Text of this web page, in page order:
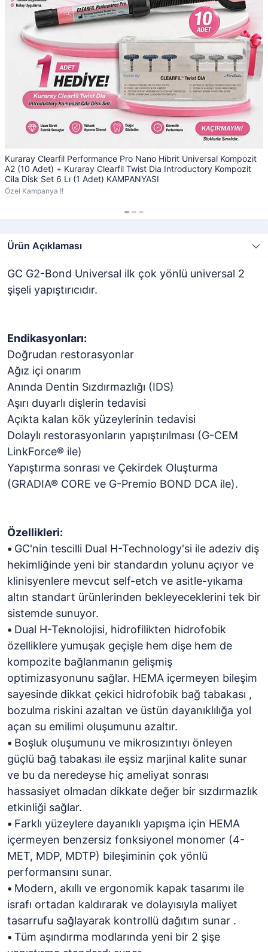
Kuraray Clearfil Performance Pro Nano Hibrit Universal Kompozit
A2 (10 Adet) + Kuraray Clearfil Twist Dia Introductory Kompozit
Cila Disk Set 6 Lı (1 Adet) KAMPANYASI
Özel Kampanya !!
Ürün Açıklaması
GC G2-Bond Universal ilk çok yönlü universal 2
şişeli yapıştırıcıdır.
Endikasyonları:
Doğrudan restorasyonlar
Ağız içi onarım
Anında Dentin Sızdırmazlığı (IDS)
Aşırı duyarlı dişlerin tedavisi
Açıkta kalan kök yüzeylerinin tedavisi
Dolaylı restorasyonların yapıştırılması (G-CEM
LinkForce® ile)
Yapıştırma sonrası ve Çekirdek Oluşturma
(GRADIA® CORE ve G-Premio BOND DCA ile).
Özellikleri:
• GC'nin tescilli Dual H-Technology'si ile adeziv diş
hekimliğinde yeni bir standardın yolunu açıyor ve
klinisyenlere mevcut self-etch ve asitle-yıkama
altın standart ürünlerinden bekleyeceklerini tek bir
sistemde sunuyor.
• Dual H-Teknolojisi, hidrofilikten hidrofobik
özelliklere yumuşak geçişle hem dişe hem de
kompozite bağlanmanın gelişmiş
optimizasyonunu sağlar. HEMA içermeyen bileşim
sayesinde dikkat çekici hidrofobik bağ tabakası ,
bozulma riskini azaltan ve üstün dayanıklılığa yol
açan su emilimi oluşumunu azaltır.
• Boşluk oluşumunu ve mikrosızıntıyı önleyen
güçlü bağ tabakası ile eşsiz marjinal kalite sunar
ve bu da neredeyse hiç ameliyat sonrası
hassasiyet olmadan dikkate değer bir sızdırmazlık
etkinliği sağlar.
• Farklı yüzeylere dayanıklı yapışma için HEMA
içermeyen benzersiz fonksiyonel monomer (4-
MET, MDP, MDTP) bileşiminin çok yönlü
performansını sunar.
• Modern, akıllı ve ergonomik kapak tasarımı ile
israfı ortadan kaldırarak ve dolayısıyla maliyet
tasarrufu sağlayarak kontrollü dağıtım sunar .
• Tüm aşındırma modlarında yeni bir 2 şişe